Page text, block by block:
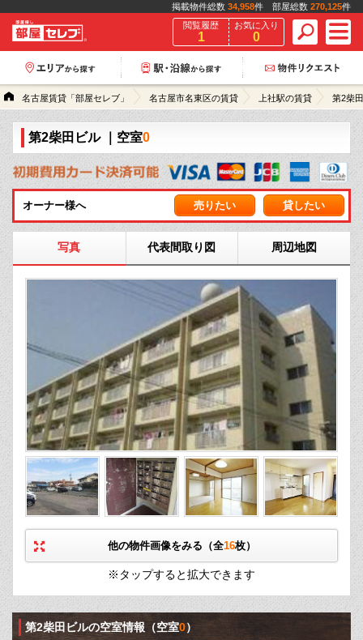
掲載物件総数 34,958件 部屋総数 270,125件
閲覧履歴
1
お気に入り
0
名古屋賃貸「部屋セレブ」 名古屋市名東区の賃貸 上社駅の賃貸 第2柴
第2柴田ビル ｜空室0
オーナー様へ 売りたい 貸したい
写真 代表間取り図 周辺地図
他の物件画像をみる（全16枚）
※タップすると拡大できます
第2柴田ビルの空室情報 （空室0）